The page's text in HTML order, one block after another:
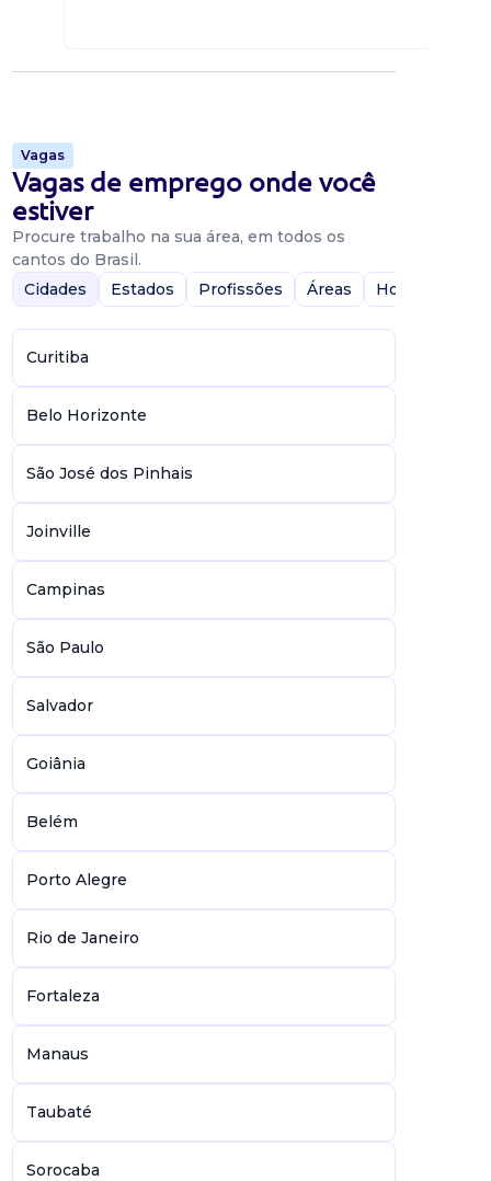
Vagas
Vagas de emprego onde você
estiver
Procure trabalho na sua área, em todos os
cantos do Brasil.
Cidades
Estados Profissões Áreas Home-Office
Curitiba
Belo Horizonte
São José dos Pinhais
Joinville
Campinas
São Paulo
Salvador
Goiânia
Belém
Porto Alegre
Rio de Janeiro
Fortaleza
Manaus
Taubaté
Sorocaba